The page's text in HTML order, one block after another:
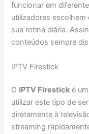
funcionar em
utilizadores
sua rotina diária.
conteúdos sempre
IPTV Firestick
O IPTV Firestick é
utilizar este tipo de
diretamente à
streaming